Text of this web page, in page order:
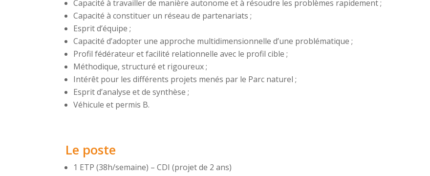
Capacité à travailler de manière autonome et à résoudre les problèmes rapidement ;
Capacité à constituer un réseau de partenariats ;
Esprit d’équipe ;
Capacité d’adopter une approche multidimensionnelle d’une problématique ;
Profil fédérateur et facilité relationnelle avec le profil cible ;
Méthodique, structuré et rigoureux ;
Intérêt pour les différents projets menés par le Parc naturel ;
Esprit d’analyse et de synthèse ;
Véhicule et permis B.
Le poste
1 ETP (38h/semaine) – CDI (projet de 2 ans)